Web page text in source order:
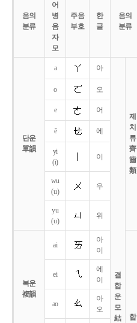
음의
분류
어
병
음
자
모
주음
부호
한
글
음의
분류
단운
單韻
a 아
결
합
운
모
結
제
치
류
齊
齒
類
o 오
e 어
ê 에
yi
(i)
이
wu
(u)
우
yu
(u)
위
복운
複韻
ai
아
이
합
ei
에
이
ao
아
오